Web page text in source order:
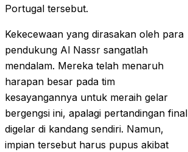
Portugal tersebut.
Kekecewaan yang dirasakan oleh para
pendukung Al Nassr sangatlah
mendalam. Mereka telah menaruh
harapan besar pada tim
kesayangannya untuk meraih gelar
bergengsi ini, apalagi pertandingan final
digelar di kandang sendiri. Namun,
impian tersebut harus pupus akibat